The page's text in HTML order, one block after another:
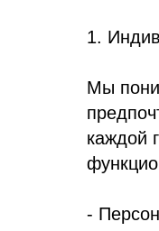
1.
Мы
каждой
-